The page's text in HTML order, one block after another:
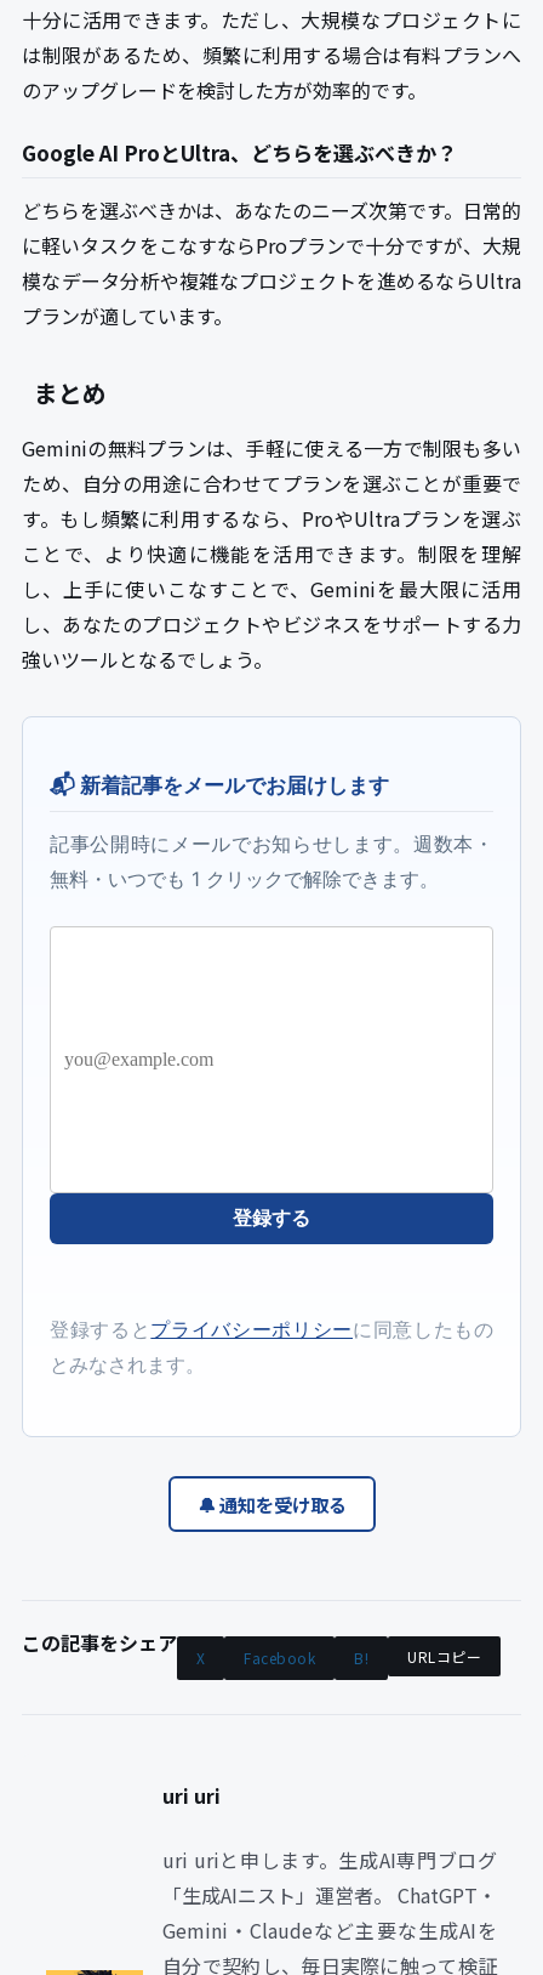
十分に活用できます。ただし、大規模なプロジェクトに
は制限があるため、頻繁に利用する場合は有料プランへ
のアップグレードを検討した方が効率的です。
Google AI ProとUltra、どちらを選ぶべきか？
どちらを選ぶべきかは、あなたのニーズ次第です。日常的
に軽いタスクをこなすならProプランで十分ですが、大規
模なデータ分析や複雑なプロジェクトを進めるならUltra
プランが適しています。
まとめ
Geminiの無料プランは、手軽に使える一方で制限も多い
ため、自分の用途に合わせてプランを選ぶことが重要で
す。もし頻繁に利用するなら、ProやUltraプランを選ぶ
ことで、より快適に機能を活用できます。制限を理解
し、上手に使いこなすことで、Geminiを最大限に活用
し、あなたのプロジェクトやビジネスをサポートする力
強いツールとなるでしょう。
📬 新着記事をメールでお届けします
記事公開時にメールでお知らせします。週数本・
無料・いつでも 1 クリックで解除できます。
登録する
登録すると プライバシーポリシーに同意したもの
とみなされます。
🔔 通知を受け取る
この記事をシェア X Facebook B! URLコピー
uri uri
uri uriと申します。生成AI専門ブログ
「生成AIニスト」運営者。 ChatGPT・
Gemini・Claudeなど主要な生成AIを
自分で契約し、毎日実際に触って検証